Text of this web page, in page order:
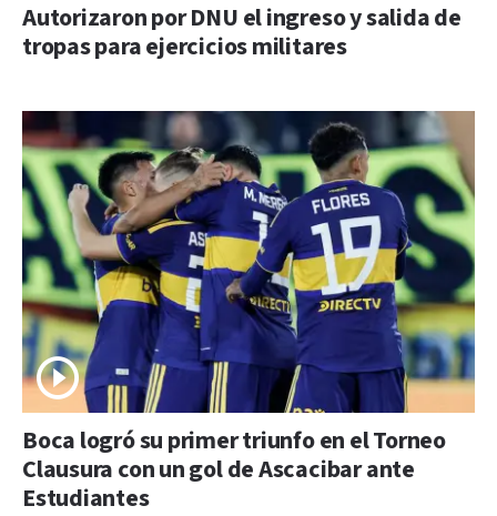
Autorizaron por DNU el ingreso y salida de
tropas para ejercicios militares
Boca logró su primer triunfo en el Torneo
Clausura con un gol de Ascacibar ante
Estudiantes